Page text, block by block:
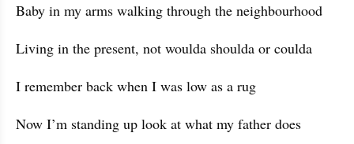
Baby in my arms walking through the neighbourhood
Living in the present, not woulda shoulda or coulda
I remember back when I was low as a rug
Now I’m standing up look at what my father does